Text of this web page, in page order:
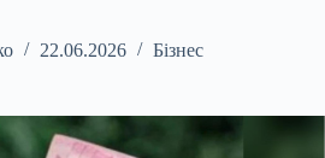
22.06.2026 Бізнес